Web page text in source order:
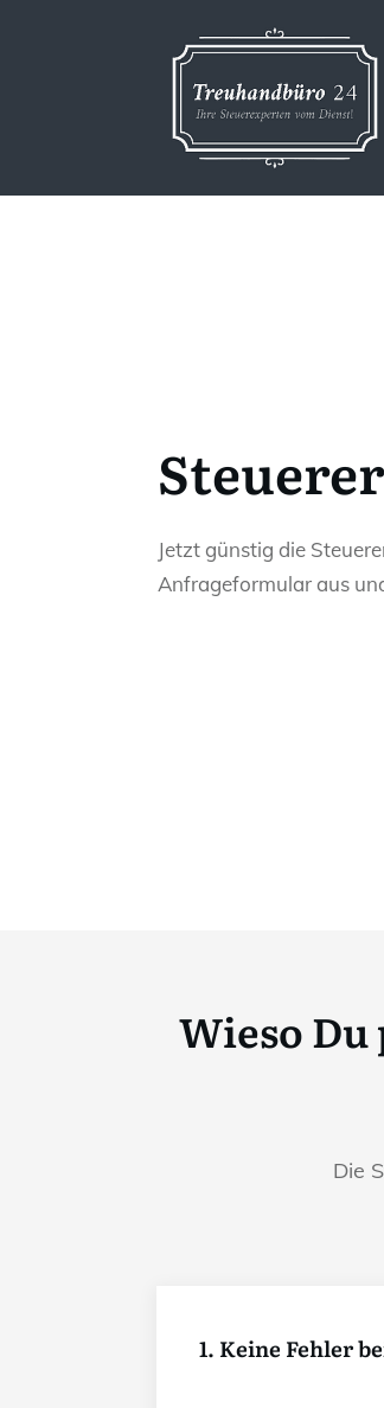
Jetzt günstig die
Anfrageformular aus
Wieso
Die
1. Keine Fehler